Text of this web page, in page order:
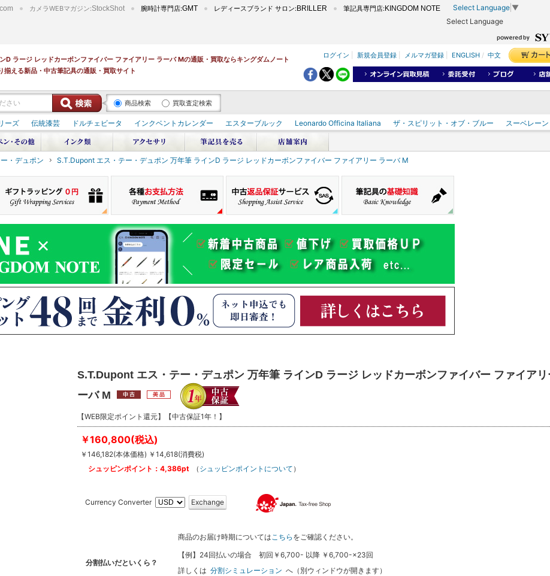
カメラWEBマガジン:StockShot 腕時計専門店:GMT レディースブランド サロン:BRILLER 筆記具専門店:KINGDOM NOTE Select Language ▼
Select Language
ラージ レッドカーボンファイバー ファイアリー ラーバ Mの通販・買取ならキングダムノート
える新品・中古筆記具の通販・買取サイト
ログイン 新規会員登録 メルマガ登録 ENGLISH / 中文
商品検索 買取査定検索
ーズ 伝統漆芸 ドルチェビータ インクベントカレンダー エスターブルック Leonardo Officina Italiana ザ・スピリット・オブ・ブルー
スーベレーン
・デュポン S.T.Dupont エス・テー・デュポン 万年筆 ラインD ラージ レッドカーボンファイバー ファイアリー ラーバ M
S.T.Dupont エス・テー・デュポン 万年筆 ラインD ラージ レッドカーボンファイバー ファイアリ
ーバ M
【WEB限定ポイント還元】【中古保証1年！】
￥160,800(税込)
￥146,182(本体価格) ￥14,618(消費税)
シュッピンポイント：4,386pt
（ シュッピンポイントについて ）
Currency Converter Exchange
商品のお届け時期についてはこちら をご確認ください。
分割払いだといくら？
【例】24回払いの場合 初回￥6,700- 以降 ￥6,700-×23回
詳しくは 分割シミュレーション へ（別ウィンドウが開きます）